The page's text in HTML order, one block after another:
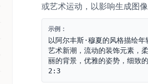
或艺术运动，以影响生成图像
示例：
以阿尔丰斯·穆夏的风格描绘年
艺术新潮，流动的装饰元素，
丽的背景，优雅的姿势，细
2:3